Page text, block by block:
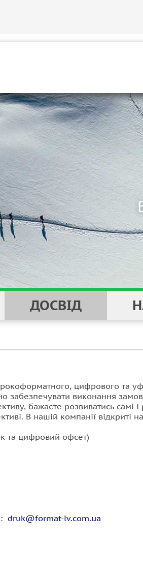
ДОСВІД
цифрового та уф
забезпечувати виконання
бажаєте розвиватись
В нашій компанії відкриті
та цифровий офсет)
druk@format-lv.com.ua